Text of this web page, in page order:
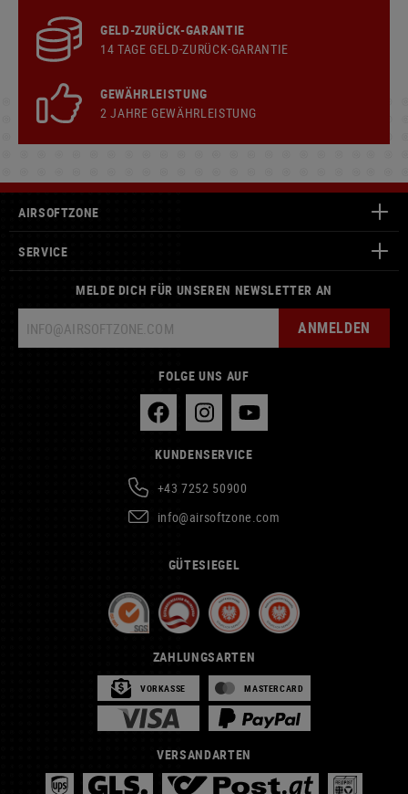
GELD-ZURÜCK-GARANTIE
14 TAGE GELD-ZURÜCK-GARANTIE
GEWÄHRLEISTUNG
2 JAHRE GEWÄHRLEISTUNG
AIRSOFTZONE
SERVICE
MELDE DICH FÜR UNSEREN NEWSLETTER AN
ANMELDEN
FOLGE UNS AUF
KUNDENSERVICE
+43 7252 50900
info@airsoftzone.com
GÜTESIEGEL
ZAHLUNGSARTEN
VORKASSE MASTERCARD
VERSANDARTEN